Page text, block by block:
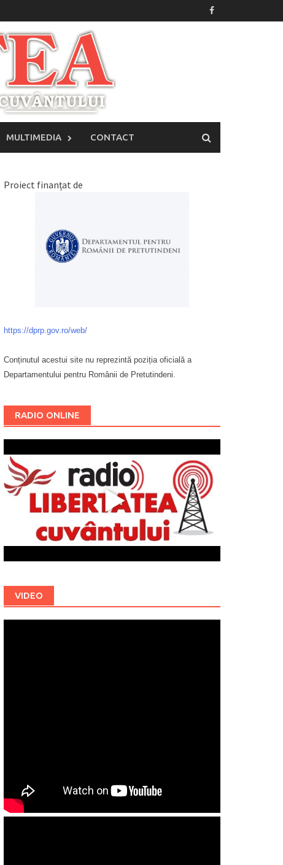
MULTIMEDIA CONTACT
Proiect finanțat de
https://dprp.gov.ro/web/
Conținutul acestui site nu reprezintă poziția oficială a
Departamentului pentru Românii de Pretutindeni.
RADIO ONLINE
VIDEO